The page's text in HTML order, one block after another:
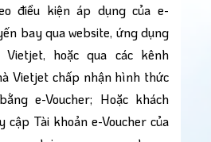
điều kiện áp dụng của e-
bay qua website, ứng dụng
hoặc qua các kênh
Vietjet chấp nhận hình thức
e-Voucher; Hoặc khách
cập Tài khoản e-Voucher của